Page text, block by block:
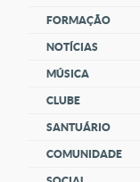
FORMAÇÃO
NOTÍCIAS
MÚSICA
CLUBE
SANTUÁRIO
COMUNIDADE